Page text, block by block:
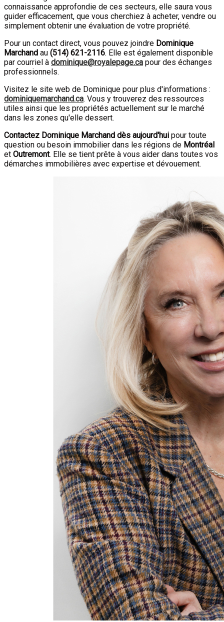
connaissance approfondie de ces secteurs, elle saura vous
guider efficacement, que vous cherchiez à acheter, vendre ou
simplement obtenir une évaluation de votre propriété.
Pour un contact direct, vous pouvez joindre Dominique
Marchand au (514) 621-2116. Elle est également disponible
par courriel à dominique@royalepage.ca pour des échanges
professionnels.
Visitez le site web de Dominique pour plus d'informations :
dominiquemarchand.ca. Vous y trouverez des ressources
utiles ainsi que les propriétés actuellement sur le marché
dans les zones qu'elle dessert.
Contactez Dominique Marchand dès aujourd'hui pour toute
question ou besoin immobilier dans les régions de Montréal
et Outremont. Elle se tient prête à vous aider dans toutes vos
démarches immobilières avec expertise et dévouement.